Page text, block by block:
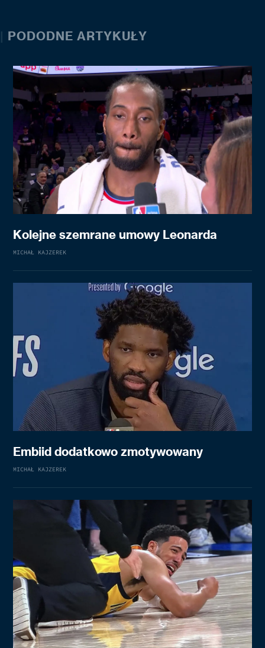
| PODODNE ARTYKUŁY
Kolejne szemrane umowy Leonarda
MICHAŁ KAJZEREK
Embiid dodatkowo zmotywowany
MICHAŁ KAJZEREK